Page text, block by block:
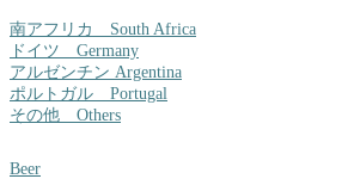
南アフリカ South Africa
ドイツ Germany
アルゼンチン Argentina
ポルトガル Portugal
その他 Others
Beer